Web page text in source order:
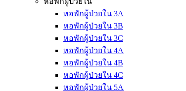
หอพักผู้ป่วยใน 3A
หอพักผู้ป่วยใน 3B
หอพักผู้ป่วยใน 3C
หอพักผู้ป่วยใน 4A
หอพักผู้ป่วยใน 4B
หอพักผู้ป่วยใน 4C
หอพักผู้ป่วยใน 5A